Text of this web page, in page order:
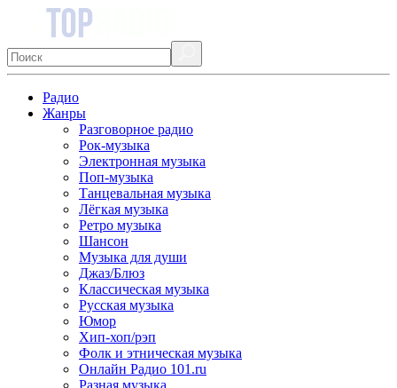
Радио
Жанры
Разговорное радио
Рок-музыка
Электронная музыка
Поп-музыка
Танцевальная музыка
Лёгкая музыка
Ретро музыка
Шансон
Музыка для души
Джаз/Блюз
Классическая музыка
Русская музыка
Юмор
Хип-хоп/рэп
Фолк и этническая музыка
Онлайн Радио 101.ru
Разная музыка